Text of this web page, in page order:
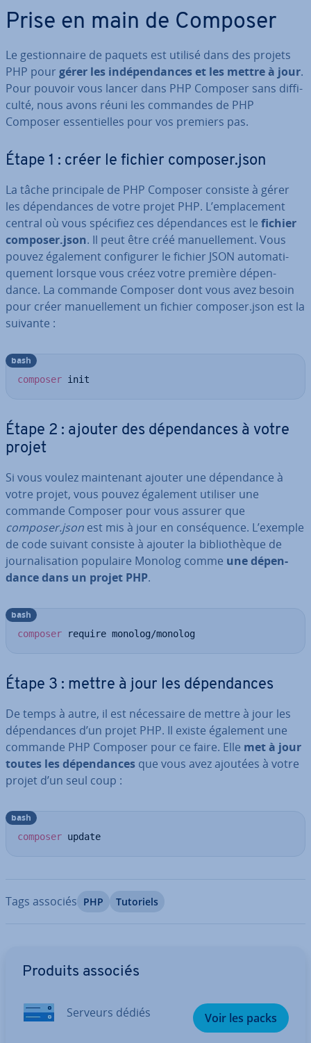
Prise en main de Composer
Le ges­tion­naire de paquets est utilisé dans des projets
PHP pour gérer les in­dé­pen­dances et les mettre à jour.
Pour pouvoir vous lancer dans PHP Composer sans dif­fi­
culté, nous avons réuni les commandes de PHP
Composer es­sen­tielles pour vos premiers pas.
Étape 1 : créer le fichier composer.json
La tâche prin­ci­pale de PHP Composer consiste à gérer
les dé­pen­dances de votre projet PHP. L’em­pla­ce­ment
central où vous spécifiez ces dé­pen­dances est le fichier
composer.json. Il peut être créé ma­nuel­le­ment. Vous
pouvez également con­fi­gu­rer le fichier JSON au­to­ma­ti­
que­ment lorsque vous créez votre première dé­pen­
dance. La commande Composer dont vous avez besoin
pour créer ma­nuel­le­ment un fichier composer.json est la
suivante :
composer init
bash
Étape 2 : ajouter des dé­pen­dances à votre
projet
Si vous voulez main­te­nant ajouter une dé­pen­dance à
votre projet, vous pouvez également utiliser une
commande Composer pour vous assurer que
composer.json est mis à jour en con­sé­quence. L’exemple
de code suivant consiste à ajouter la bi­blio­thèque de
jour­na­li­sa­tion populaire Monolog comme une dé­pen­
dance dans un projet PHP.
composer require monolog/monolog
bash
Étape 3 : mettre à jour les dé­pen­dances
De temps à autre, il est né­ces­saire de mettre à jour les
dé­pen­dances d’un projet PHP. Il existe également une
commande PHP Composer pour ce faire. Elle met à jour
toutes les dé­pen­dances que vous avez ajoutées à votre
projet d’un seul coup :
composer update
bash
Tags associés PHP Tutoriels
Produits associés
Serveurs dédiés Voir les packs